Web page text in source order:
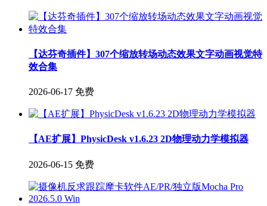
【达芬奇插件】307个缩放转场动态效果文字动画视觉特
效合集
2026-06-17 免费
【AE扩展】PhysicDesk v1.6.23 2D物理动力学模拟器
2026-06-15 免费